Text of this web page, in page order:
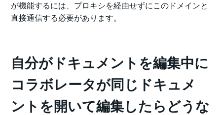
が機能するには、プロキシを経由せずにこのドメインと
直接通信する必要があります。
自分がドキュメントを編集中に
コラボレータが同じドキュメ
ントを開いて編集したらどうな